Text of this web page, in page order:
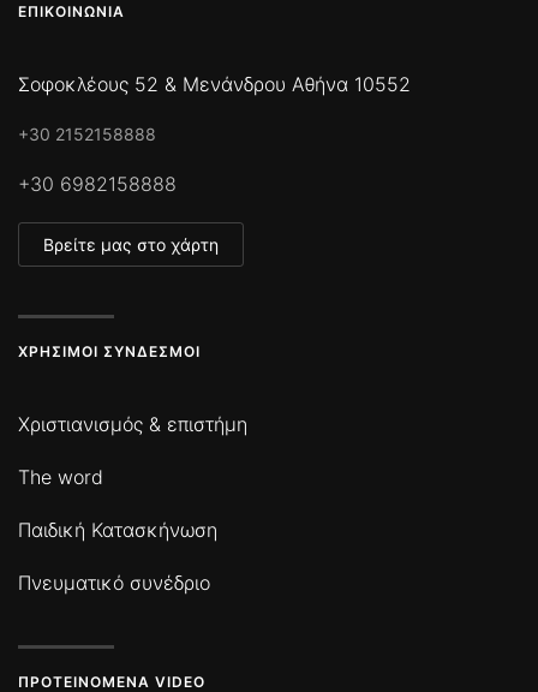
ΕΠΙΚΟΙΝΩΝΊΑ
Σοφοκλέους 52 & Μενάνδρου Αθήνα 10552
+30 2152158888
+30 6982158888
Βρείτε μας στο χάρτη
ΧΡΉΣΙΜΟΙ ΣΎΝΔΕΣΜΟΙ
Χριστιανισμός & επιστήμη
The word
Παιδική Κατασκήνωση
Πνευματικό συνέδριο
ΠΡΟΤΕΙΝΌΜΕΝΑ VIDEO